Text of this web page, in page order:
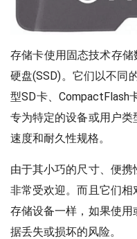
存储卡使用固态技术存
硬盘(SSD)。它们以不同
型SD卡、CompactFlash
专为特定的设备或用户类
速度和耐久性规格。
由于其小巧的尺寸、便
非常受欢迎。而且它们
存储设备一样，如果使
据丢失或损坏的风险。